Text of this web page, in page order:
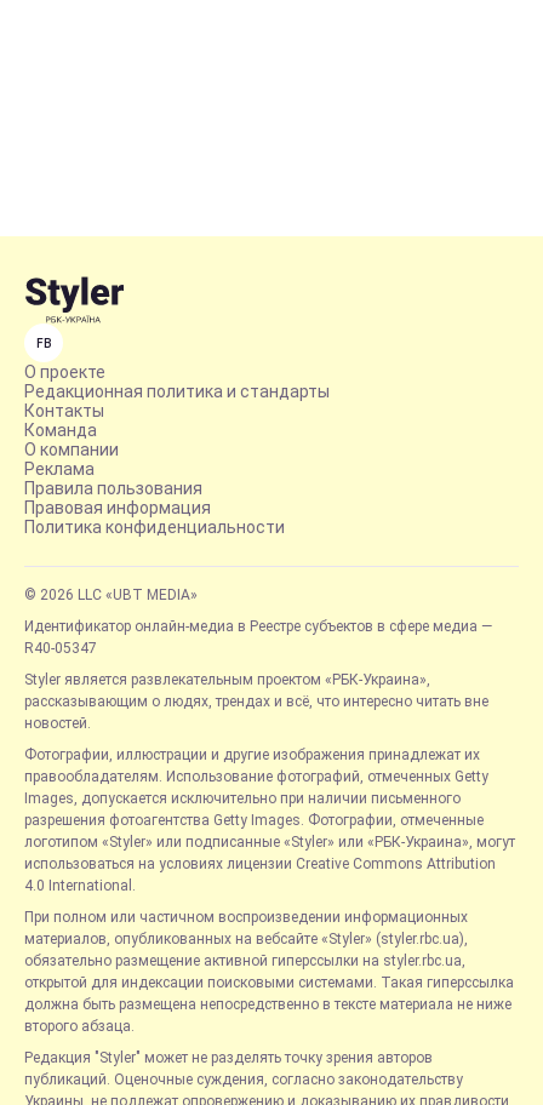
FB
О проекте
Редакционная политика и стандарты
Контакты
Команда
О компании
Реклама
Правила пользования
Правовая информация
Политика конфиденциальности
© 2026 LLC «UBT MEDIA»
Идентификатор онлайн-медиа в Реестре субъектов в сфере медиа —
R40-05347
Styler является развлекательным проектом «РБК-Украина»,
рассказывающим о людях, трендах и всё, что интересно читать вне
новостей.
Фотографии, иллюстрации и другие изображения принадлежат их
правообладателям. Использование фотографий, отмеченных Getty
Images, допускается исключительно при наличии письменного
разрешения фотоагентства Getty Images. Фотографии, отмеченные
логотипом «Styler» или подписанные «Styler» или «РБК-Украина», могут
использоваться на условиях лицензии Creative Commons Attribution
4.0 International.
При полном или частичном воспроизведении информационных
материалов, опубликованных на вебсайте «Styler» (styler.rbc.ua),
обязательно размещение активной гиперссылки на styler.rbc.ua,
открытой для индексации поисковыми системами. Такая гиперссылка
должна быть размещена непосредственно в тексте материала не ниже
второго абзаца.
Редакция "Styler" может не разделять точку зрения авторов
публикаций. Оценочные суждения, согласно законодательству